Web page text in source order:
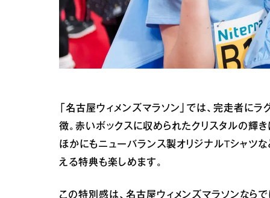
「名古屋ウィメンズマラソン」では、完走者に
徴。赤いボックスに収められたクリスタルの輝
ほかにもニューバランス製オリジナルTシャツ
える特典も楽しめます。
この特別感は、名古屋ウィメンズマラソンなら